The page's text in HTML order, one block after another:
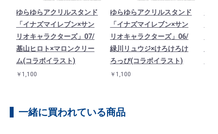
ゆらゆらアクリルスタンド
「イナズマイレブン×サン
リオキャラクターズ」07/
基山ヒロト×マロンクリー
ム(コラボイラスト)
￥1,100
ゆらゆらアクリルスタンド
「イナズマイレブン×サン
リオキャラクターズ」06/
緑川リュウジ×けろけろけ
ろっぴ(コラボイラスト)
￥1,100
一緒に買われている商品